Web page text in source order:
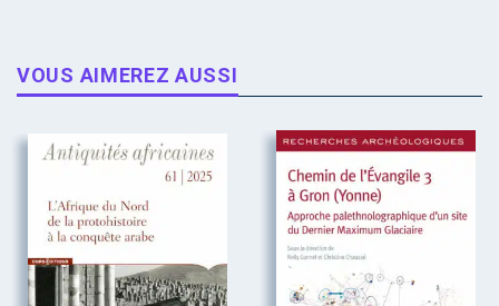
VOUS AIMEREZ AUSSI